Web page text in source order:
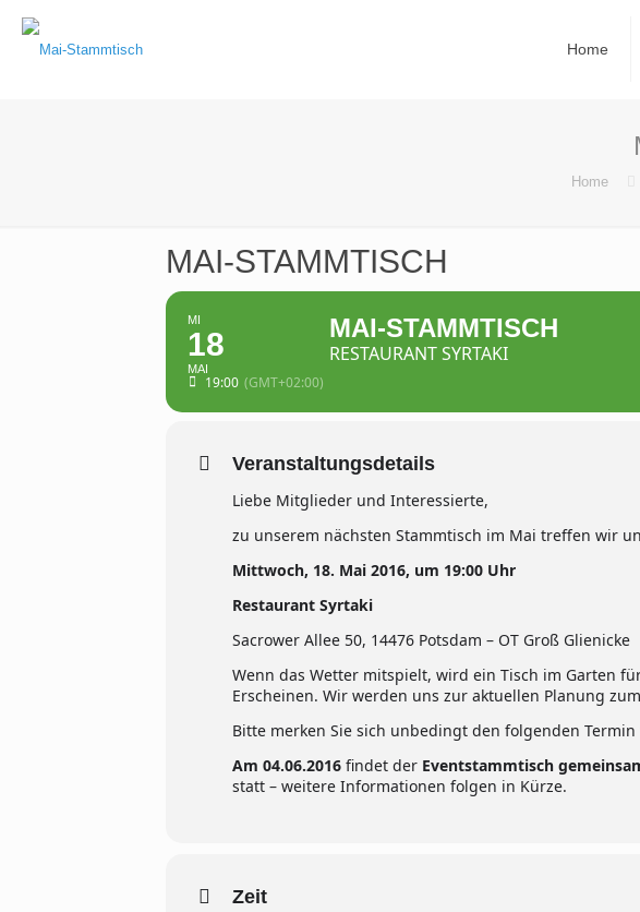
Home
Home
MAI-STAMMTISCH
MI
18
MAI
19:00 (GMT+02:00)
MAI-STAMMTISCH
RESTAURANT SYRTAKI
Veranstaltungsdetails
Liebe Mitglieder und Interessierte,
zu unserem nächsten Stammtisch im Mai treffen wir
Mittwoch, 18. Mai 2016, um 19:00 Uhr
Restaurant Syrtaki
Sacrower Allee 50, 14476 Potsdam – OT Groß Glienicke
Wenn das Wetter mitspielt, wird ein Tisch im Garten
Erscheinen. Wir werden uns zur aktuellen Planung
Bitte merken Sie sich unbedingt den folgenden
Am 04.06.2016 findet der Eventstammtisch
statt – weitere Informationen folgen in Kürze.
Zeit